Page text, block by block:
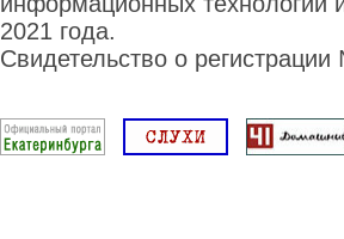
2021 года.
Свидетельство о